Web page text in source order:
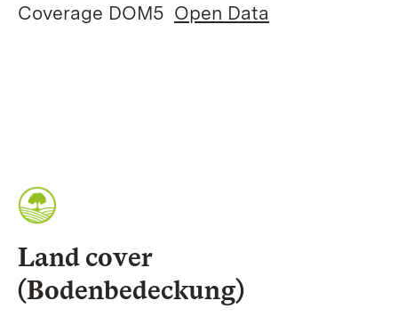
Coverage DOM5 Open Data
Land cover
(Bodenbedeckung)